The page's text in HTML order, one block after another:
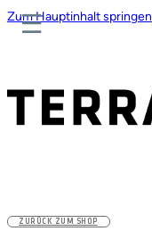
Zum Hauptinhalt springen
ZURÜCK ZUM SHOP